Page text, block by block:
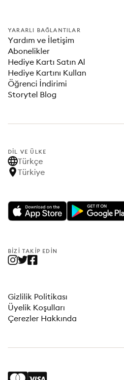
YARARLI BAĞLANTILAR
Yardım ve İletişim
Abonelikler
Hediye Kartı Satın Al
Hediye Kartını Kullan
Öğrenci İndirimi
Storytel Blog
DIL VE ÜLKE
Türkçe
Türkiye
BIZI TAKIP EDIN
Gizlilik Politikası
Üyelik Koşulları
Çerezler Hakkında